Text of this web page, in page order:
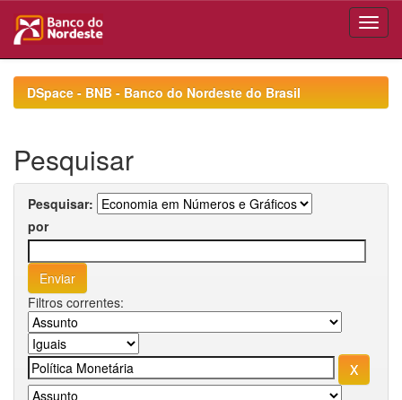
navigationDSpace - BNB - Banco do Nordeste do Brasil
Pesquisar
Pesquisar:
por
Filtros correntes: